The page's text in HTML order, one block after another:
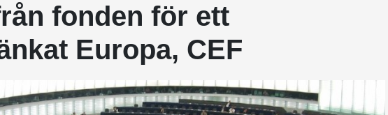
fonden för ett
Europa, CEF